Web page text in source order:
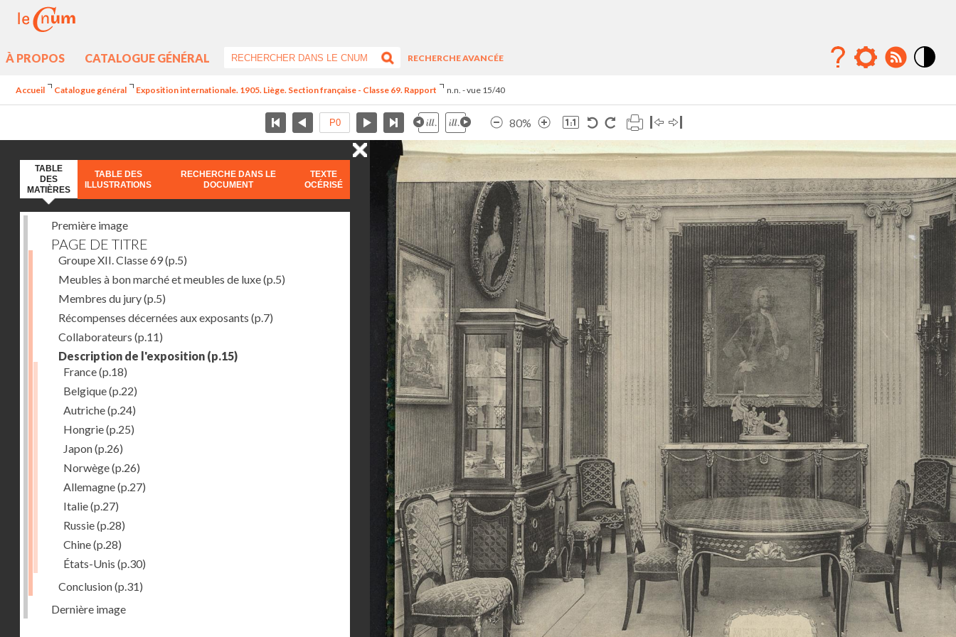
À PROPOS CATALOGUE GÉNÉRAL
RECHERCHE AVANCÉE
Accueil Catalogue général Exposition internationale. 1905. Liège. Section française - Classe 69. Rapport n.n. - vue 15/40
80%
TABLE
DES
MATIÈRES
TABLE DES
ILLUSTRATIONS
RECHERCHE DANS LE
DOCUMENT
TEXTE
OCÉRISÉ
Première image
PAGE DE TITRE
Groupe XII. Classe 69(p.5)
Meubles à bon marché et meubles de luxe(p.5)
Membres du jury(p.5)
Récompenses décernées aux exposants (p.7)
Collaborateurs (p.11)
Description de l'exposition (p.15)
France(p.18)
Belgique(p.22)
Autriche(p.24)
Hongrie(p.25)
Japon(p.26)
Norwège(p.26)
Allemagne(p.27)
Italie(p.27)
Russie(p.28)
Chine(p.28)
États-Unis (p.30)
Conclusion(p.31)
Dernière image